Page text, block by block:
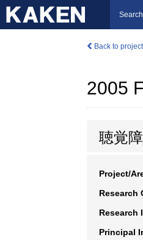
Back to
2005
聴覚
Project/
Research
Research
Principal